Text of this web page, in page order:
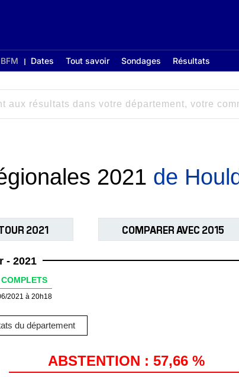
BFM Dates Tout savoir Sondages Résultats
2021 de
2021 COMPARER AVEC 2015
- 2021
COMPLETS
2021 à 20h18
du département
ABSTENTION : 57,66 %